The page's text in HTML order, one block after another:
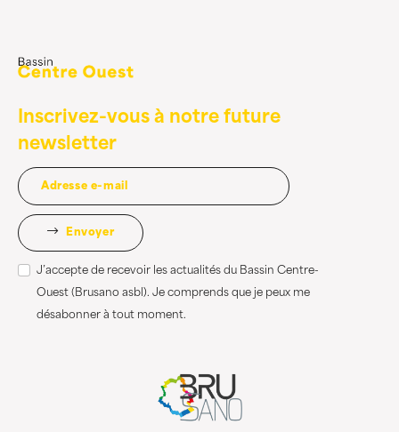
Inscrivez-vous à notre future
newsletter
Envoyer
J’accepte de recevoir les actualités du Bassin Centre-
Ouest (Brusano asbl). Je comprends que je peux me
désabonner à tout moment.